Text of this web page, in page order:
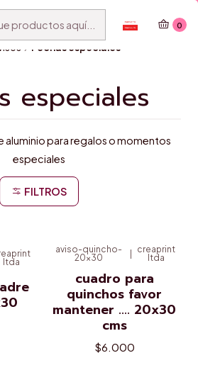
0
Fechas especiales
especiales
aluminio para regalos o momentos
especiales
FILTROS
ltda
aviso-quincho-
20x30
| creaprint
ltda
cuadro para
quinchos favor
mantener .... 20x30
cms
$6.000